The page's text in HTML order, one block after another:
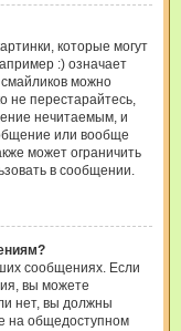
которые могут
:) означает
смайликов можно
не перестарайтесь,
нечитаемым, и
или вообще
может ограничить
в сообщении.
сообщениях. Если
вы можете
нет, вы должны
на общедоступном